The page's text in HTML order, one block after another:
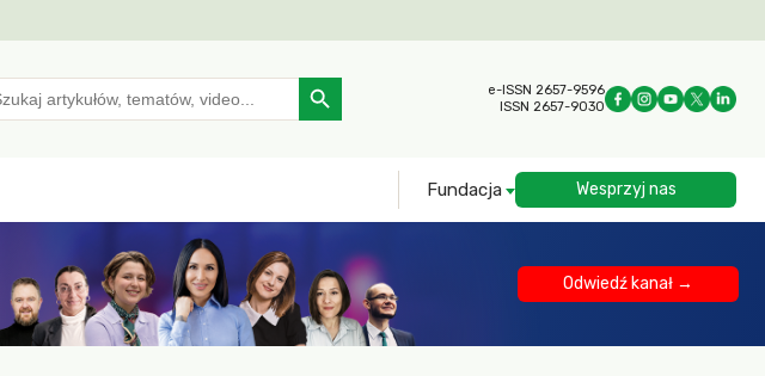
Search Button
e-ISSN 2657-9596
ISSN 2657-9030
Fundacja Wesprzyj nas
Odwiedź kanał →